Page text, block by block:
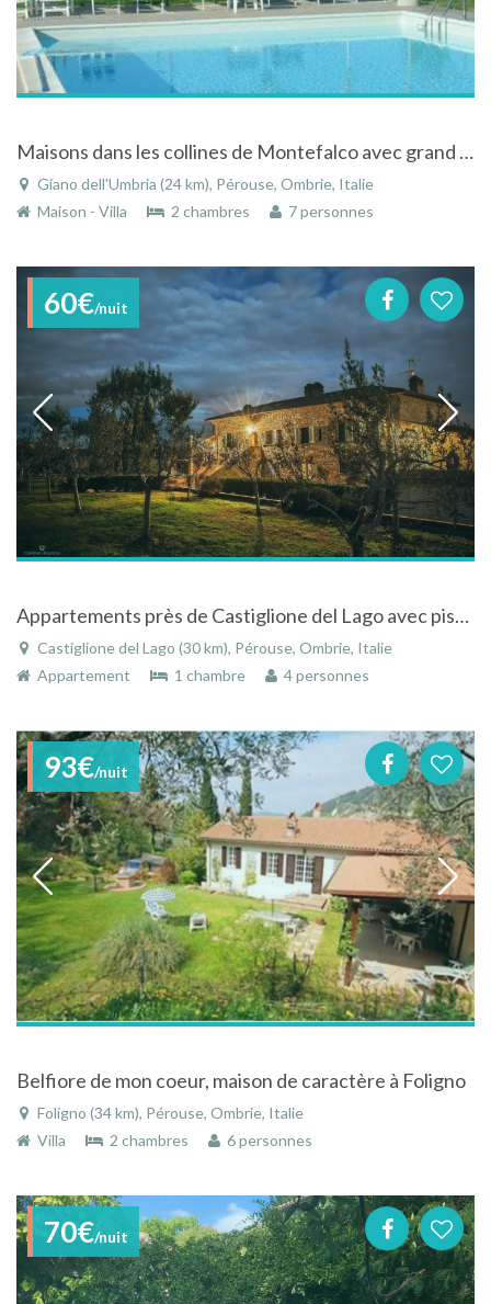
Maisons dans les collines de Montefalco avec grand jardin et piscine
Giano dell'Umbria (24 km), Pérouse, Ombrie, Italie
Maison - Villa
2 chambres 7 personnes
60€/nuit
Appartements près de Castiglione del Lago avec piscine - gîtes Borgo Solario
Castiglione del Lago (30 km), Pérouse, Ombrie, Italie
Appartement
1 chambre 4 personnes
93€/nuit
Belfiore de mon coeur, maison de caractère à Foligno
Foligno (34 km), Pérouse, Ombrie, Italie
Villa
2 chambres 6 personnes
70€/nuit